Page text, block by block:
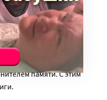
чем прославился
ответило, что знает
Имя улицы часто
памяти. С этим